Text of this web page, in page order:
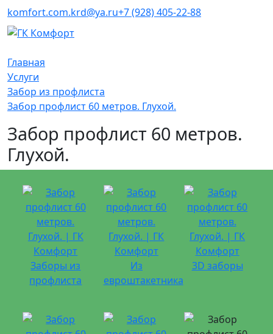
komfort.com.krd@ya.ru+7 (928) 405-22-88
Забор профлист 60 метров.
Глухой.
Главная
Услуги
Забор из профлиста
Забор профлист 60 метров. Глухой.
Заборы из
профлиста
Из
евроштакетника
3D заборы